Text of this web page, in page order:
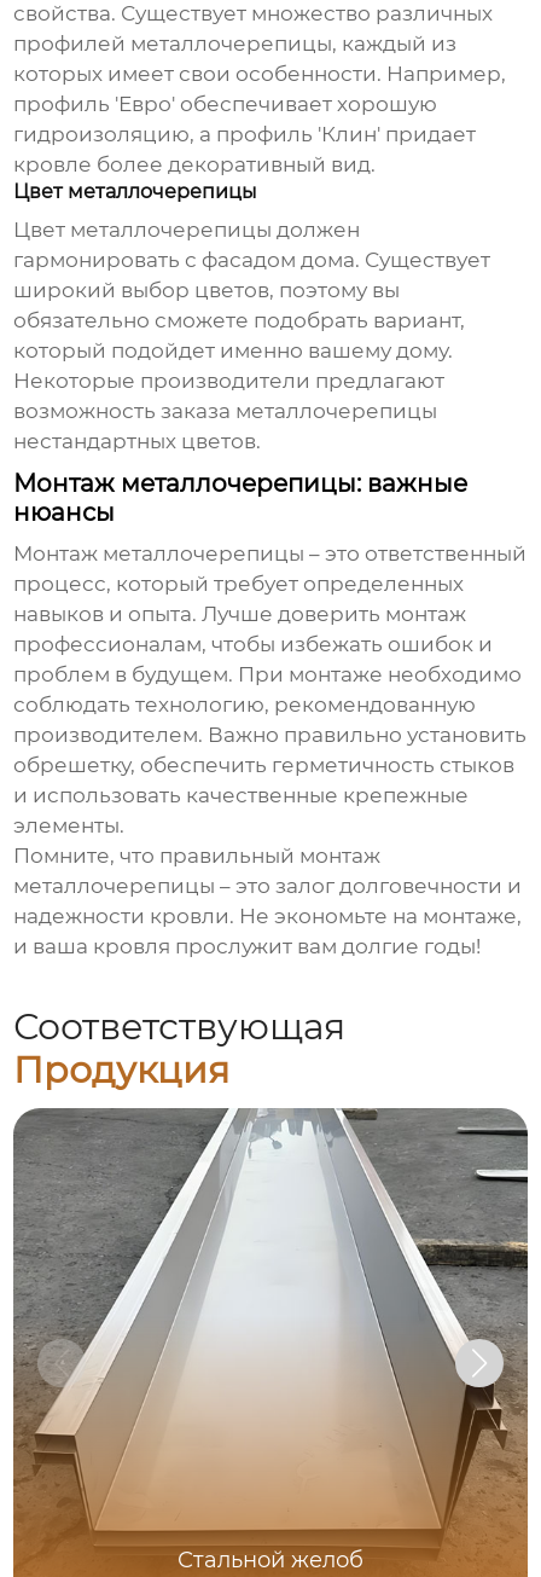
свойства. Существует множество различных
профилей металлочерепицы, каждый из
которых имеет свои особенности. Например,
профиль 'Евро' обеспечивает хорошую
гидроизоляцию, а профиль 'Клин' придает
кровле более декоративный вид.
Цвет металлочерепицы
Цвет металлочерепицы должен
гармонировать с фасадом дома. Существует
широкий выбор цветов, поэтому вы
обязательно сможете подобрать вариант,
который подойдет именно вашему дому.
Некоторые производители предлагают
возможность заказа металлочерепицы
нестандартных цветов.
Монтаж металлочерепицы: важные
нюансы
Монтаж металлочерепицы – это ответственный
процесс, который требует определенных
навыков и опыта. Лучше доверить монтаж
профессионалам, чтобы избежать ошибок и
проблем в будущем. При монтаже необходимо
соблюдать технологию, рекомендованную
производителем. Важно правильно установить
обрешетку, обеспечить герметичность стыков
и использовать качественные крепежные
элементы.
Помните, что правильный монтаж
металлочерепицы – это залог долговечности и
надежности кровли. Не экономьте на монтаже,
и ваша кровля прослужит вам долгие годы!
Соответствующая
Продукция
Стальной желоб